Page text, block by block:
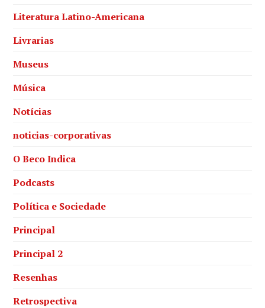
Literatura Latino-Americana
Livrarias
Museus
Música
Notícias
noticias-corporativas
O Beco Indica
Podcasts
Política e Sociedade
Principal
Principal 2
Resenhas
Retrospectiva